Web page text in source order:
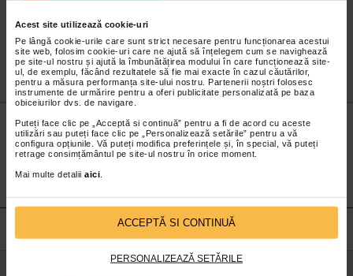
Acest site utilizează cookie-uri
Pe lângă cookie-urile care sunt strict necesare pentru funcționarea acestui
site web, folosim cookie-uri care ne ajută să înțelegem cum se navighează
pe site-ul nostru și ajută la îmbunătățirea modului în care funcționează site-
ul, de exemplu, făcând rezultatele să fie mai exacte în cazul căutărilor,
pentru a măsura performanța site-ului nostru. Partenerii noștri folosesc
instrumente de urmărire pentru a oferi publicitate personalizată pe baza
obiceiurilor dvs. de navigare.
Puteți face clic pe „Acceptă si continuă” pentru a fi de acord cu aceste
utilizări sau puteți face clic pe „Personalizează setările” pentru a vă
configura opțiunile. Vă puteți modifica preferințele și, în special, vă puteți
retrage consimțământul pe site-ul nostru în orice moment.
Mai multe detalii aici
ACCEPTĂ SI CONTINUĂ
PERSONALIZEAZĂ SETĂRILE
Nu lăsa niciunpreț micneobservat.
Abonează-tela newsletter-ul nostru!